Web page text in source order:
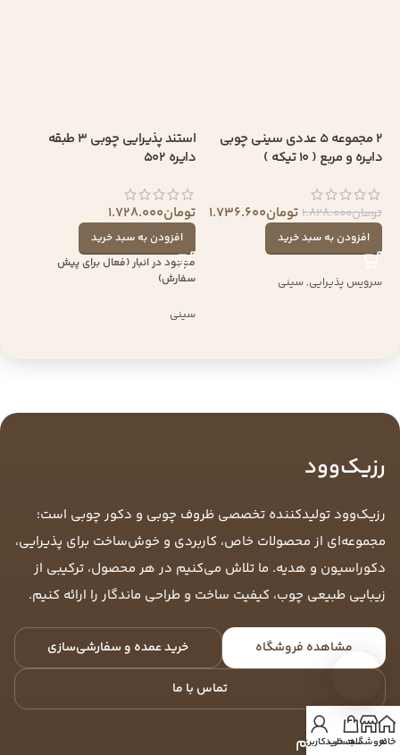
2 مجموعه 5 عددی سینی چوبی
دایره و مربع ( 10 تیکه )
تومان1.828.000تومان1.736.600
افزودن به سبد خرید
سرویس پذیرایی,سینی
استند پذیرایی چوبی 3 طبقه
دایره 502
تومان1.728.000
افزودن به سبد خرید
موجود در انبار (فعال برای پیش
سفارش)
سینی
رزیک‌وود
رزیک‌وود تولیدکننده تخصصی ظروف چوبی و دکور چوبی است؛
مجموعه‌ای از محصولات خاص، کاربردی و خوش‌ساخت برای پذیرایی،
دکوراسیون و هدیه. ما تلاش می‌کنیم در هر محصول، ترکیبی از
زیبایی طبیعی چوب، کیفیت ساخت و طراحی ماندگار را ارائه کنیم.
مشاهده فروشگاه خرید عمده و سفارشی‌سازی
تماس با ما
لینک‌های مهمخانهفروشگاهسبد خرید
حساب کاربری من